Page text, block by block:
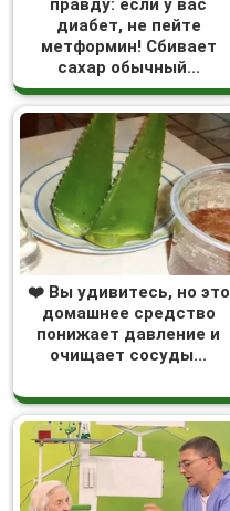
правду: если у вас
диабет, не пейте
метформин! Сбивает
сахар обычный...
❤️ Вы удивитесь, но это
домашнее средство
понижает давление и
очищает сосуды...